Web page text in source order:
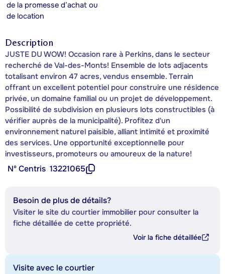
de la promesse d’achat ou
de location
Description
JUSTE DU WOW! Occasion rare à Perkins, dans le secteur
recherché de Val-des-Monts! Ensemble de lots adjacents
totalisant environ 47 acres, vendus ensemble. Terrain
offrant un excellent potentiel pour construire une résidence
privée, un domaine familial ou un projet de développement.
Possibilité de subdivision en plusieurs lots constructibles (à
vérifier auprès de la municipalité). Profitez d'un
environnement naturel paisible, alliant intimité et proximité
des services. Une opportunité exceptionnelle pour
investisseurs, promoteurs ou amoureux de la nature!
Nº Centris 13221065
Besoin de plus de détails?
Visiter le site du courtier immobilier pour consulter la
fiche détaillée de cette propriété.
Voir la fiche détaillée
Visite avec le courtier